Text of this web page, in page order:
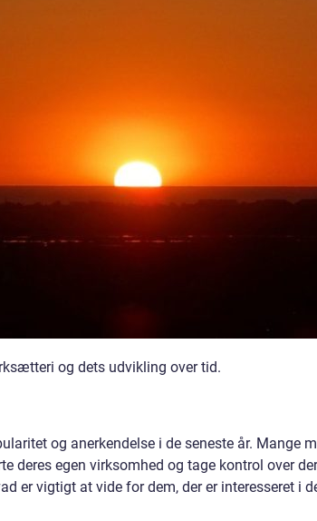
og dets udvikling over tid.
og anerkendelse i de seneste år. Mange
deres egen virksomhed og tage kontrol over
er vigtigt at vide for dem, der er interesseret i